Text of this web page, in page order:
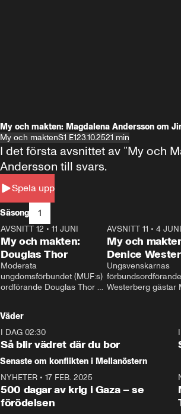
My och makten: Magdalena Andersson om
My och maktenS1 E123.10.2521 min
Spela upp
I det första avsnittet av ”My och
Andersson till svars.
Säsong 1
26:27
AVSNITT 12 • 11 JUNI
My och makten:
Douglas Thor
Moderata
ungdomsförbundet (MUF:s)
ordförande Douglas Thor
tonårsutvisningarna och hur
Moderaterna ska locka
väljare till valet i höst.
AVSNITT 11 •4 JUNI
My och
Denice
Ungsvenskarnas
Westerberg gästar
Väder
I DAG 02:30
Så blir vädret där du bor
Senaste om konflikten i Mellanöstern
NYHETER • 17 FEB. 2025
500 dagar av krig i Gaza – se
förödelsen